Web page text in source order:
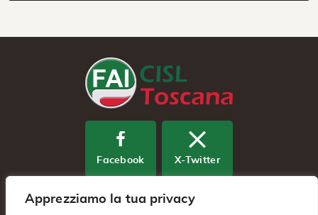
Apprezziamo la tua privacy
Facebook X-Twitter